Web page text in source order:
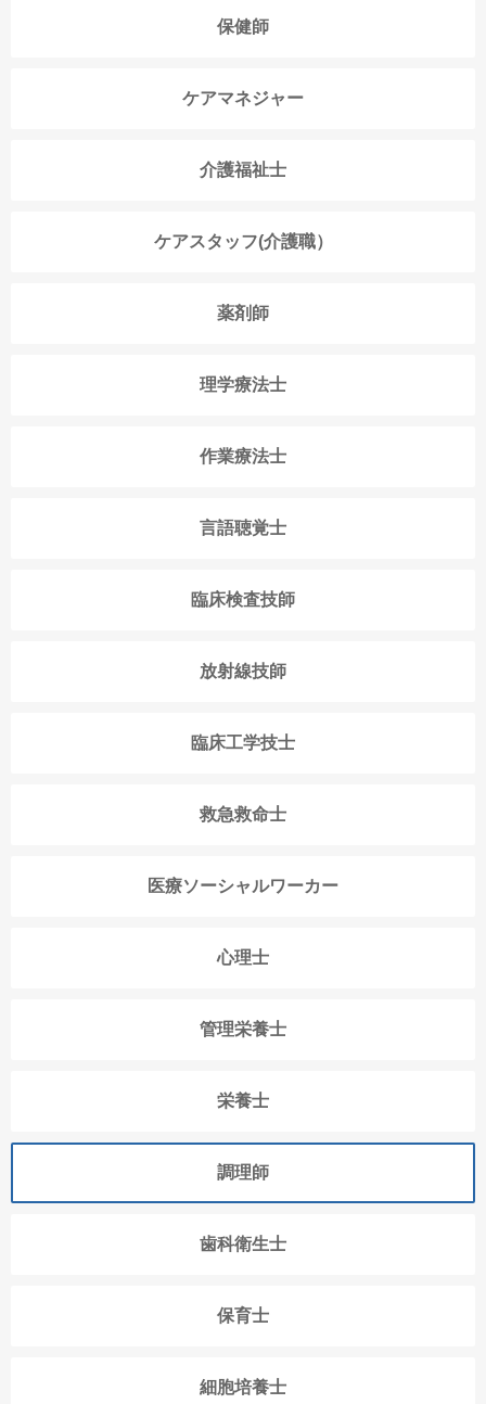
保健師
ケアマネジャー
介護福祉士
ケアスタッフ(介護職）
薬剤師
理学療法士
作業療法士
言語聴覚士
臨床検査技師
放射線技師
臨床工学技士
救急救命士
医療ソーシャルワーカー
心理士
管理栄養士
栄養士
調理師
歯科衛生士
保育士
細胞培養士